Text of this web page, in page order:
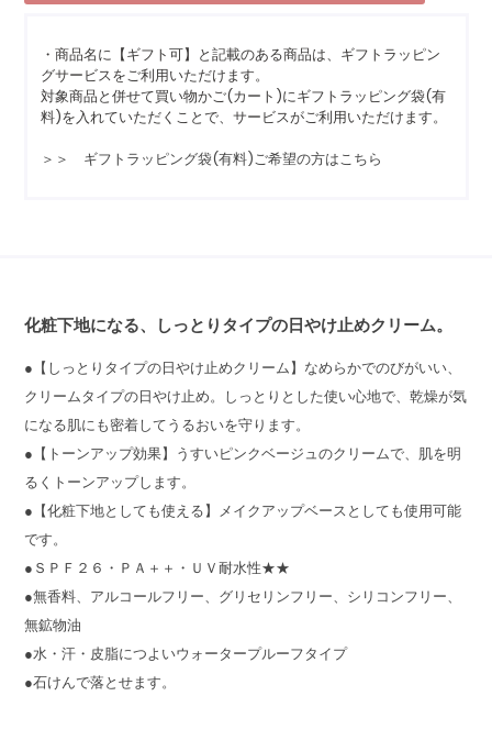
・商品名に【ギフト可】と記載のある商品は、ギフトラッピン
グサービスをご利用いただけます。
対象商品と併せて買い物かご(カート)にギフトラッピング袋(有
料)を入れていただくことで、サービスがご利用いただけます。
＞＞ ギフトラッピング袋(有料)ご希望の方はこちら
化粧下地になる、しっとりタイプの日やけ止めクリーム。
●【しっとりタイプの日やけ止めクリーム】なめらかでのびがいい、
クリームタイプの日やけ止め。しっとりとした使い心地で、乾燥が気
になる肌にも密着してうるおいを守ります。
●【トーンアップ効果】うすいピンクベージュのクリームで、肌を明
るくトーンアップします。
●【化粧下地としても使える】メイクアップベースとしても使用可能
です。
●ＳＰＦ２６・ＰＡ＋＋・ＵＶ耐水性★★
●無香料、アルコールフリー、グリセリンフリー、シリコンフリー、
無鉱物油
●水・汗・皮脂につよいウォータープルーフタイプ
●石けんで落とせます。